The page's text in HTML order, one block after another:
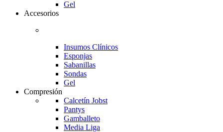
Gel
Accesorios
Insumos Clínicos
Esponjas
Sabanillas
Sondas
Gel
Compresión
Calcetín Jobst
Pantys
Gamballeto
Media Liga